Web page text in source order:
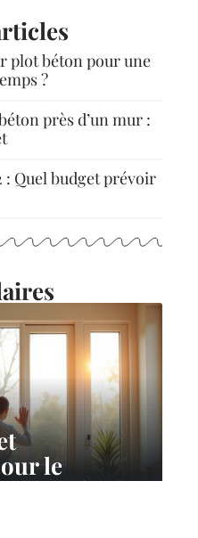
plot béton pour une
?
près d’un mur :
: Quel budget prévoir
le
de fenêtres